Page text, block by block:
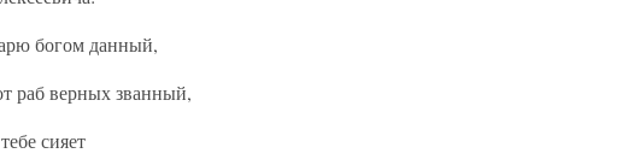
богом данный,
раб верных званный,
сияет